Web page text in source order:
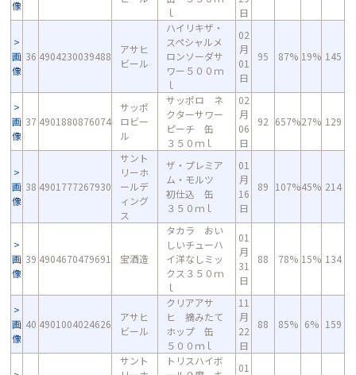
像
ｌ
日
画
像
36 4904230039488
アサヒ
ビール
ハイリキザ・
スペシャルメ
ロンソーダサ
ワー５００ｍ
ｌ
02
月
01
日
95 87% 19% 145
画
像
37 4901880876074
サッポ
ロビー
ル
サッポロ ネ
クターサワー
ピーチ 缶
３５０ｍｌ
02
月
06
日
92 657%27% 129
画
像
38 4901777267930
サント
リーホ
ールデ
ィング
ス
ザ・プレミア
ム・モルツ
初仕込 缶
３５０ｍｌ
01
月
16
日
89 107%45% 214
画
像
39 4904670479691 宝酒造
タカラ おい
しいチューハ
イ洋なしミッ
クス３５０ｍ
ｌ
01
月
31
日
88 78% 15% 134
画
像
40 4901004024626
アサヒ
ビール
クリアアサ
ヒ 摘みたて
ホップ 缶
５００ｍｌ
11
月
22
日
88 85% 6% 159
サント
トリスハイボ
01